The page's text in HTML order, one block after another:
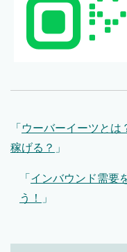
「 ウーバーイーツとは
稼げる？ 」
「 インバウンド需要
う！
」